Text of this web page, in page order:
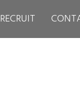
RECRUIT